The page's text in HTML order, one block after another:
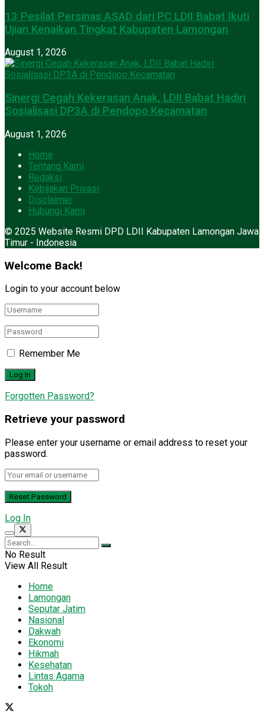
13 Pesilat Persinas ASAD dari PC LDII Babat Ikuti
Ujian Kenaikan Tingkat Kabupaten Lamongan
August 1, 2026
Sinergi Cegah Kekerasan Anak, LDII Babat Hadiri
Sosialisasi DP3A di Pendopo Kecamatan
August 1, 2026
Home
Tentang Kami
Redaksi
Kebijakan Privasi
Disclaimer
Hubungi Kami
© 2025 Website Resmi DPD LDII Kabupaten Lamongan Jawa
Timur - Indonesia
Welcome Back!
Login to your account below
Remember Me
Forgotten Password?
Retrieve your password
Please enter your username or email address to reset your
password.
Log In
No Result
View All Result
Home
Lamongan
Seputar Jatim
Nasional
Dakwah
Ekonomi
Hikmah
Kesehatan
Lintas Agama
Tokoh